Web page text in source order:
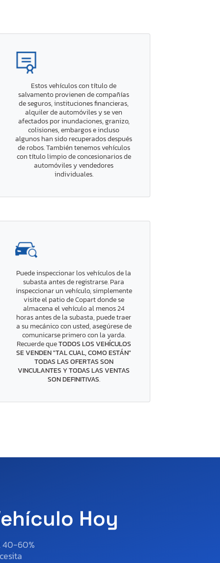
Estos vehículos con título de
salvamento provienen de compañías
de seguros, instituciones financieras,
alquiler de automóviles y se ven
afectados por inundaciones, granizo,
colisiones, embargos e incluso
algunos han sido recuperados después
de robos. También tenemos vehículos
con título limpio de concesionarios de
automóviles y vendedores
individuales.
Puede inspeccionar los vehículos de la
subasta antes de registrarse. Para
inspeccionar un vehículo, simplemente
visite el patio de Copart donde se
almacena el vehículo al menos 24
horas antes de la subasta, puede traer
a su mecánico con usted, asegúrese de
comunicarse primero con la yarda.
Recuerde queTODOS LOS VEHÍCULOS
SE VENDEN "TAL CUAL, COMO ESTÁN"
TODAS LAS OFERTAS SON
VINCULANTES Y TODAS LAS VENTAS
SON DEFINITIVAS.
Hoy
40-60%